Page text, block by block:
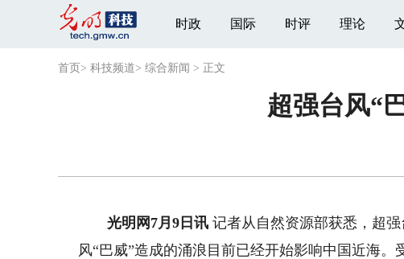
时政 国际 时评 理论
首页 > 科技频道> 综合新闻 > 正文
超强台风“
光明网7月9日讯 记者从自然资源部获悉，超
风“巴威”造成的涌浪目前已经开始影响中国近海